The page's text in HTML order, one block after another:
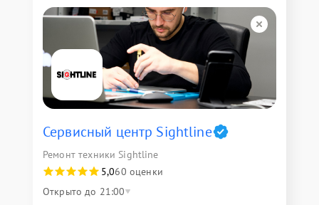
Сервисный центр Sightline
Ремонт техники Sightline
5,060 оценки
Открыто до 21:00